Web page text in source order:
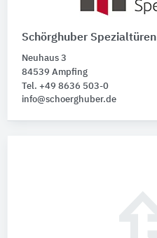
Schörghuber Spezialtüren
Neuhaus 3
84539 Ampfing
Tel. +49 8636 503-0
info@schoerghuber.de